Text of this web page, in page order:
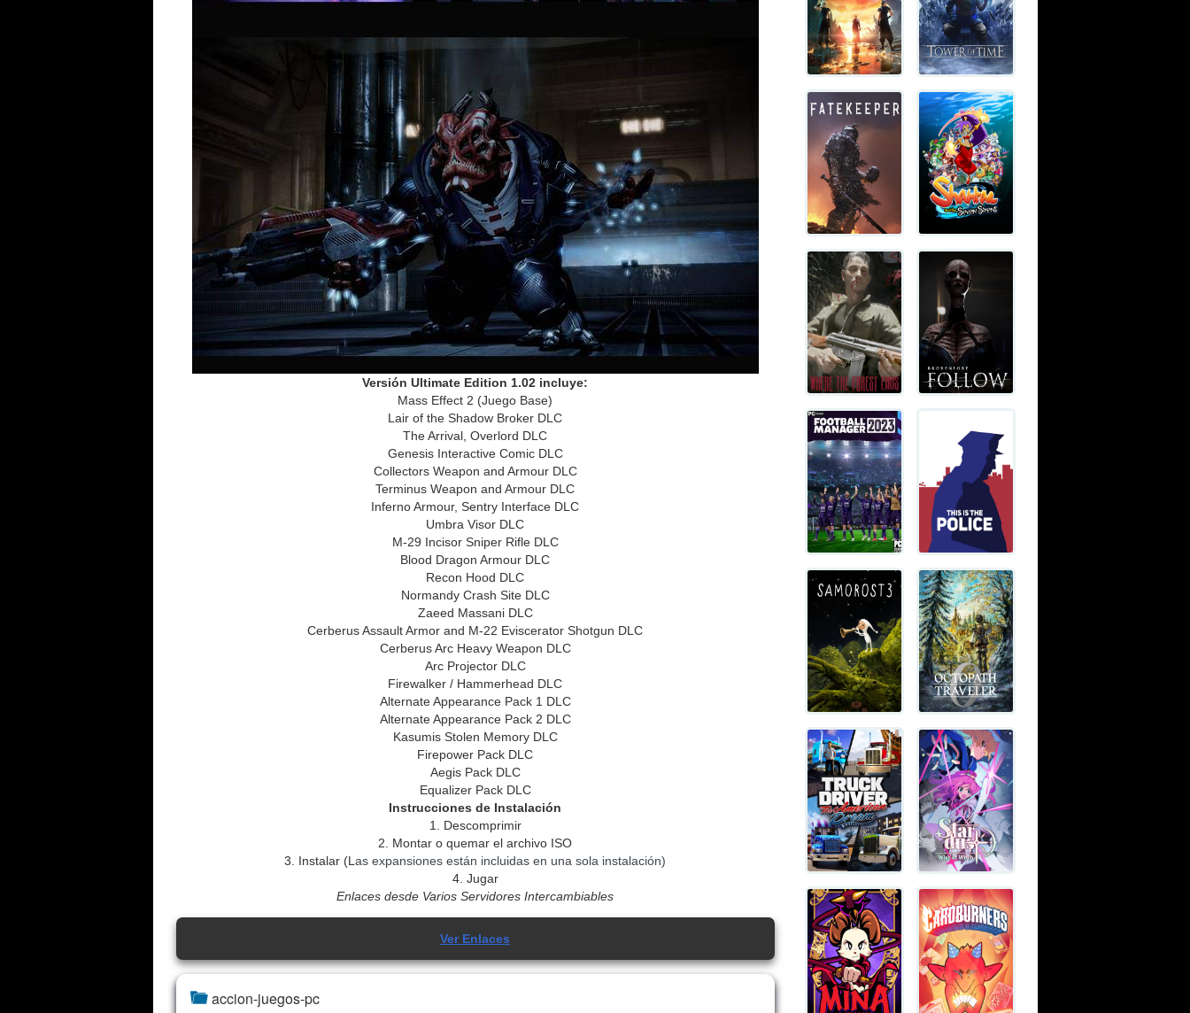
Versión Ultimate Edition 1.02 incluye:
Mass Effect 2 (Juego Base)
Lair of the Shadow Broker DLC
The Arrival, Overlord DLC
Genesis Interactive Comic DLC
Collectors Weapon and Armour DLC
Terminus Weapon and Armour DLC
Inferno Armour, Sentry Interface DLC
Umbra Visor DLC
M-29 Incisor Sniper Rifle DLC
Blood Dragon Armour DLC
Recon Hood DLC
Normandy Crash Site DLC
Zaeed Massani DLC
Cerberus Assault Armor and M-22 Eviscerator Shotgun DLC
Cerberus Arc Heavy Weapon DLC
Arc Projector DLC
Firewalker / Hammerhead DLC
Alternate Appearance Pack 1 DLC
Alternate Appearance Pack 2 DLC
Kasumis Stolen Memory DLC
Firepower Pack DLC
Aegis Pack DLC
Equalizer Pack DLC
Instrucciones de Instalación
1. Descomprimir
2. Montar o quemar el archivo ISO
3. Instalar (L as expansiones están incluidas en una sola instalación)
4. Jugar
Enlaces desde Varios Servidores Intercambiables
Ver Enlaces
accion-juegos-pc